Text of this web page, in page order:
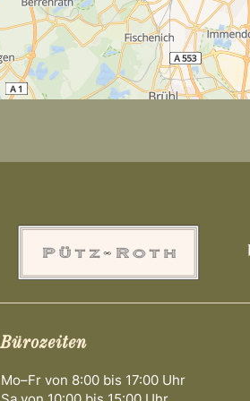
Bürozeiten
Mo–Fr von 8:00 bis 17:00 Uhr